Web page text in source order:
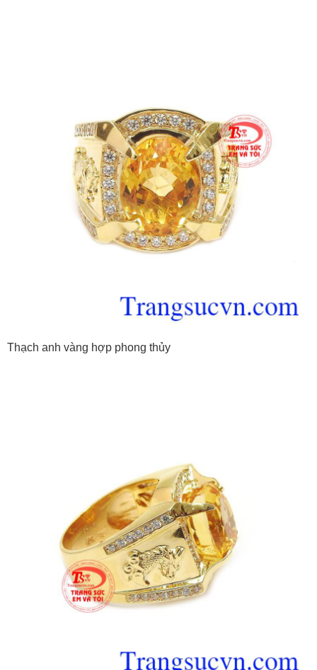
Thạch anh vàng hợp phong thủy